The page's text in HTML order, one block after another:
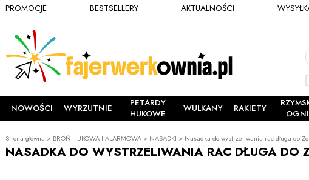
PROMOCJE BESTSELLERY AKTUALNOŚCI
NOWOŚCI WYRZUTNIE
PETARDY
HUKOWE
WULKANY RAKIETY
Strona główna > BROŃ HUKOWA I ALARMOWA > NASADKI > Nasadka do wystrzeliwania rac długa do
NASADKA DO WYSTRZELIWANIA RAC DŁUGA DO